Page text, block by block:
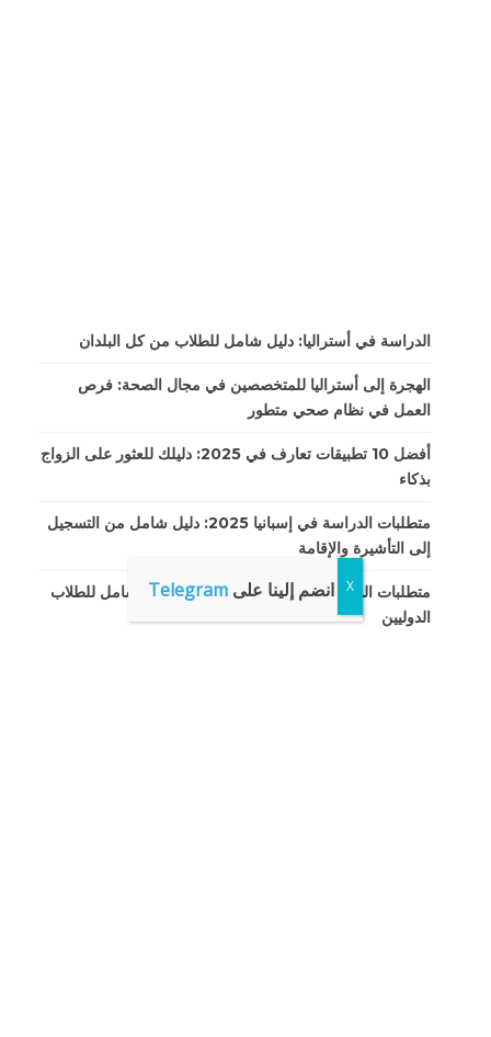
الدراسة في أستراليا: دليل شامل للطلاب من كل البلدان
الهجرة إلى أستراليا للمتخصصين في مجال الصحة: فرص
العمل في نظام صحي متطور
أفضل 10 تطبيقات تعارف في 2025: دليلك للعثور على الزواج
بذكاء
متطلبات الدراسة في إسبانيا 2025: دليل شامل من التسجيل
إلى التأشيرة والإقامة
متطلبات الدراسة في الصين لعام 2025: دليل شامل للطلاب
الدوليين
انضم إلينا على Telegram